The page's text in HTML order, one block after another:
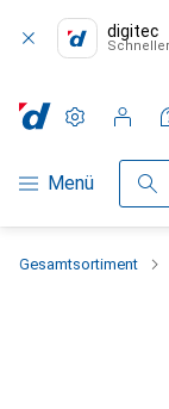
digitec
Navigation nach
Menü Suche
Einstellungen
Kundenkonto
Merklisten
Warenkorb
Gesamtsortiment